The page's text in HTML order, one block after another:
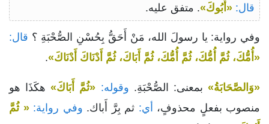
قال: «أَبُوكَ». متفق عليه.
وفي رواية: يا رسولَ الله، مَنْ أَحَقُّ بِحُسْنِ الصُّحْبَةِ ؟ قال:
«أُمُّكَ، ثُمَّ أُمُّكَ، ثُمَّ أُمُّكَ، ثُمَّ أَبَاكَ، ثُمَّ أَدْنَاكَ أَدْنَاكَ».
«وَالصَّحَابَةُ»بمعنى: الصُّحْبَةِ. وقوله: «ثُمَّ أَبَاكَ»هكَذَا هو
منصوب بفعلٍ محذوفٍ، أي: ثم بِرَّ أَباك. وفي رواية: « ثُمَّ